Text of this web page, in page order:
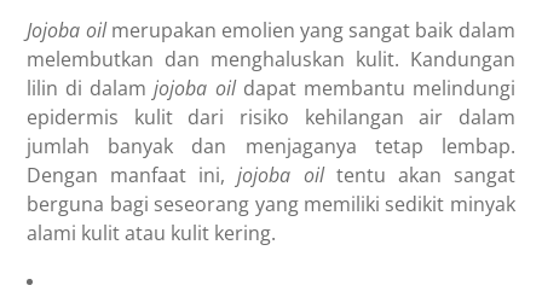
Jojoba oilmerupakan emolien yang sangat baik dalam
melembutkan dan menghaluskan kulit. Kandungan
lilin di dalamjojoba oildapat membantu melindungi
epidermis kulit dari risiko kehilangan air dalam
jumlah banyak dan menjaganya tetap lembap.
Dengan manfaat ini,jojoba oiltentu akan sangat
berguna bagi seseorang yang memiliki sedikit minyak
alami kulit atau kulit kering.